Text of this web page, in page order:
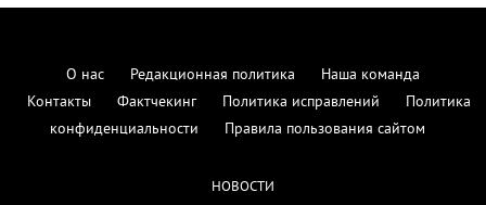
О нас Редакционная политика
Наша команда
Контакты
Фактчекинг Политика исправлений
Политика
конфиденциальности
Правила пользования сайтом
НОВОСТИ